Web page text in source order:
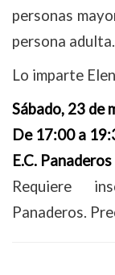
personas
persona adulta.
Lo imparte
Sábado, 23 de
De 17:00 a
E.C. Panaderos
Requiere
Panaderos.